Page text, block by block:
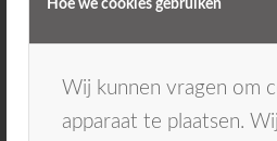
Hoe we cookies gebruiken
Wij kunnen vragen om
apparaat te plaatsen.
de tandarts is
bleekgel in deze kits is niet